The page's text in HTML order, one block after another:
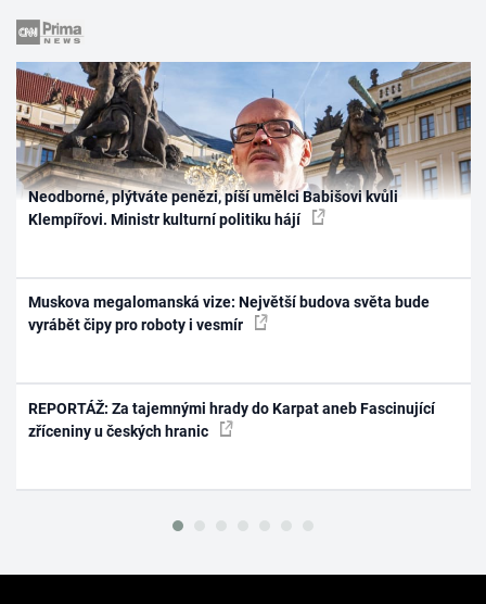
Neodborné, plýtváte penězi, píší umělci Babišovi kvůli
Klempířovi. Ministr kulturní politiku hájí
Muskova megalomanská vize: Největší budova světa bude
vyrábět čipy pro roboty i vesmír
REPORTÁŽ: Za tajemnými hrady do Karpat aneb Fascinující
zříceniny u českých hranic